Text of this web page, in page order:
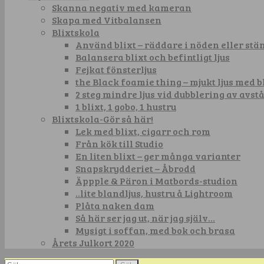
Skanna negativ med kameran
Skapa med Vitbalansen
Blixtskola
Använd blixt – räddare i nöden eller
Balansera blixt och befintligt ljus
Fejkat fönsterljus
the Black foamie thing – mjukt ljus med
2 steg mindre ljus vid dubblering av
1 blixt, 1 gobo, 1 hustru
Blixtskola-Gör så här!
Lek med blixt, cigarr och rom
Från kök till Studio
En liten blixt – ger många varianter
Snapskrydderiet – Åbrodd
Äppple & Päron i Matbords-studion
..lite blandljus, hustru å Lightroom
Plåta naken dam
Så här ser jag ut, när jag själv…
Mysigt i soffan, med bok och brasa
Årets Julkort 2020